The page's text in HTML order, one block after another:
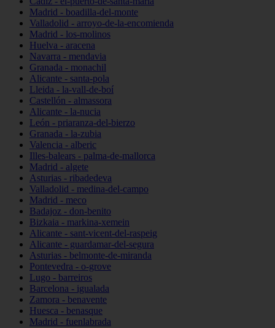
Madrid - boadilla-del-monte
Valladolid - arroyo-de-la-encomienda
Madrid - los-molinos
Huelva - aracena
Navarra - mendavia
Granada - monachil
Alicante - santa-pola
Lleida - la-vall-de-boí
Castellón - almassora
Alicante - la-nucia
León - priaranza-del-bierzo
Granada - la-zubia
Valencia - alberic
Illes-balears - palma-de-mallorca
Madrid - algete
Asturias - ribadedeva
Valladolid - medina-del-campo
Madrid - meco
Badajoz - don-benito
Bizkaia - markina-xemein
Alicante - sant-vicent-del-raspeig
Alicante - guardamar-del-segura
Asturias - belmonte-de-miranda
Pontevedra - o-grove
Lugo - barreiros
Barcelona - igualada
Zamora - benavente
Huesca - benasque
Madrid - fuenlabrada